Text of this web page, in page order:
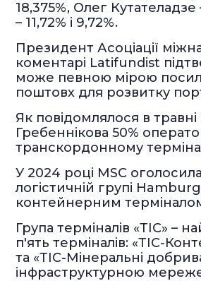
18,375%, Олег
– 11,72% і 9,72%.
Президент Асоціації
коментарі Latifundist
може певною мірою
поштовх для розвитку
Як повідомлялося в
Гребеннікова 50%
транскордонному
У 2024 році MSC
логістичній групі
контейнерним
Група терміналів «ТІС» –
п'ять терміналів: «ТІС-
та «ТІС-Мінеральні
інфраструктурною